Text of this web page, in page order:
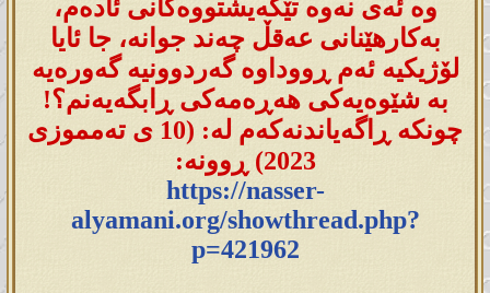
وە ئەی نەوە تێگەیشتووەکانی ئادەم،
بەکارهێنانی عەقڵ چەند جوانە، جا ئایا
لۆژیکیە ئەم ڕووداوە گەردوونیە گەورەیە
بە شێوەیەکی هەڕەمەکی ڕابگەیەنم؟!
چونکە ڕاگەیاندنەکەم لە: (10 ی تەمموزی
2023) ڕوونە:
https://nasser-
alyamani.org/showthread.php?
p=421962